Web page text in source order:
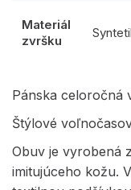
Materiál
zvršku
Pánska celoročná
Štýlové
Obuv je vyrobená
imitujúceho kožu.